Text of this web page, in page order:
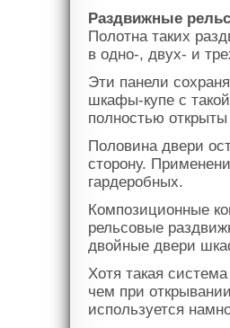
Раздвижные
Полотна таких
в одно-, двух- и
Эти панели
шкафы-купе с
полностью
Половина двери
сторону.
гардеробных.
Композиционные
рельсовые
двойные двери
Хотя такая
чем при
используется